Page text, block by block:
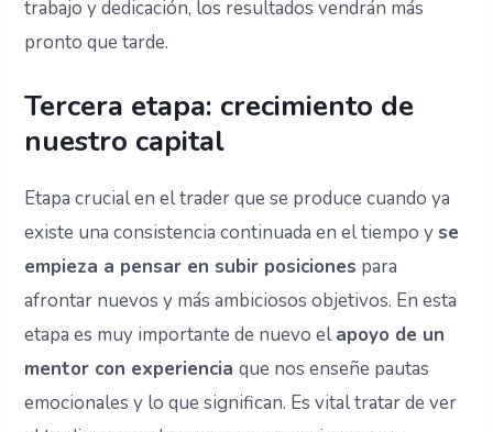
trabajo y dedicación, los resultados vendrán más
pronto que tarde.
Tercera etapa: crecimiento de
nuestro capital
Etapa crucial en el trader que se produce cuando ya
existe una consistencia continuada en el tiempo yse
empieza a pensar en subir posiciones para
afrontar nuevos y más ambiciosos objetivos. En esta
etapa es muy importante de nuevo elapoyo de un
mentor con experienciaque nos enseñe pautas
emocionales y lo que significan. Es vital tratar de ver